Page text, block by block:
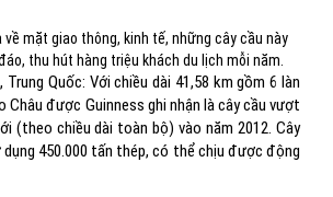
về mặt giao thông, kinh tế, những cây cầu này
thu hút hàng triệu khách du lịch mỗi năm.
Trung Quốc: Với chiều dài 41,58 km gồm 6 làn
Châu được Guinness ghi nhận là cây cầu vượt
(theo chiều dài toàn bộ) vào năm 2012. Cây
450.000 tấn thép, có thể chịu được động